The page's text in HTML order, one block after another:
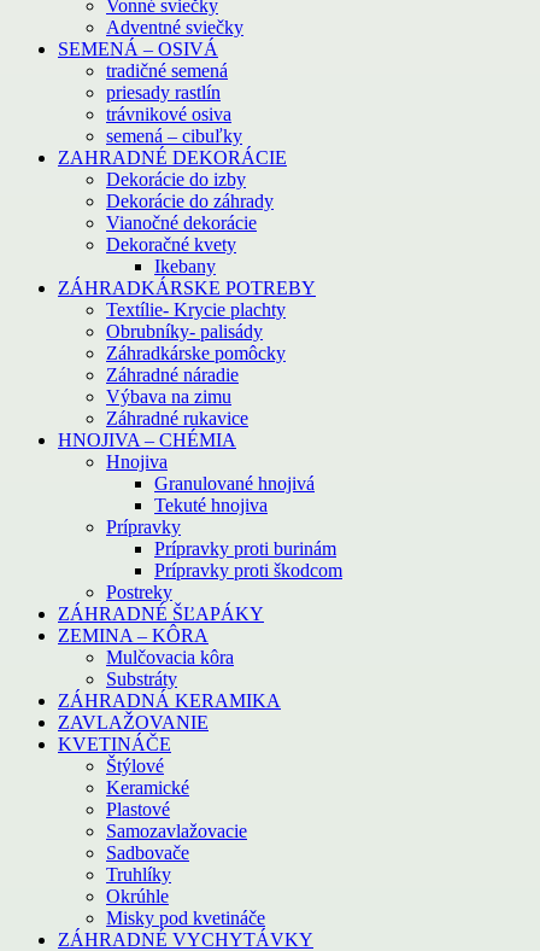
Vonné sviečky
Adventné sviečky
SEMENÁ – OSIVÁ
tradičné semená
priesady rastlín
trávnikové osiva
semená – cibuľky
ZAHRADNÉ DEKORÁCIE
Dekorácie do izby
Dekorácie do záhrady
Vianočné dekorácie
Dekoračné kvety
Ikebany
ZÁHRADKÁRSKE POTREBY
Textílie- Krycie plachty
Obrubníky- palisády
Záhradkárske pomôcky
Záhradné náradie
Výbava na zimu
Záhradné rukavice
HNOJIVA – CHÉMIA
Hnojiva
Granulované hnojivá
Tekuté hnojiva
Prípravky
Prípravky proti burinám
Prípravky proti škodcom
Postreky
ZÁHRADNÉ ŠĽAPÁKY
ZEMINA – KÔRA
Mulčovacia kôra
Substráty
ZÁHRADNÁ KERAMIKA
ZAVLAŽOVANIE
KVETINÁČE
Štýlové
Keramické
Plastové
Samozavlažovacie
Sadbovače
Truhlíky
Okrúhle
Misky pod kvetináče
ZÁHRADNÉ VYCHYTÁVKY